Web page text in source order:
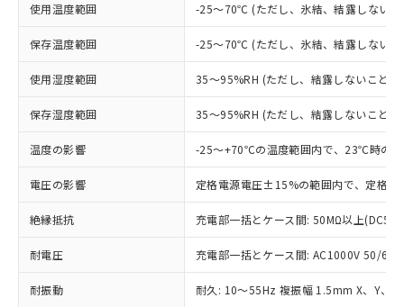
使用温度範囲 -25～70℃ (ただし、氷結、結露しないこ
保存温度範囲 -25～70℃ (ただし、氷結、結露しないこ
使用湿度範囲 35～95%RH (ただし、結露しないこと)
保存湿度範囲 35～95%RH (ただし、結露しないこと)
温度の影響 -25～+70℃の温度範囲内で、23℃時の
電圧の影響 定格電源電圧±15%の範囲内で、定格
絶縁抵抗 充電部一括とケース間: 50MΩ以上
耐電圧 充電部一括とケース間: AC1000V 50/
耐振動 耐久: 10～55Hz 複振幅 1.5mm X、Y、Z
ご利用条件
以下の条件をお読みいただき、同意のうえ
本サービスは、当社制御機器事業取扱
商品の当社在庫状況および標準価格
(税抜)を提供させていただくもので
当社制御機器事業取扱商品の中には、
本サービスの対象外となる商品もある
ことをご了承ください。
在庫状況および標準価格照会結果は、
記載している更新日時点での社内デー
対応予定：EU RoHS指令（10物質）の非含
商品です。
対応予定なし：EU RoHS指令（10物質）の
非含有に非対応の商品で、対応品を出す予
定はありません。
調査・確認中：EU RoHS指令（10物質）の
非含有の対応状況を調査中または確認中の
非該当品：ライセンス料など無形物で、有
害物質有無と関係のない商品です。
仕入先様の事情により、非含有部品として
いたものが、含有品と判明した場合などや
むを得ず変更することがあります。
*EU RoHS指令（10物質）：
※1 中国RoHS○×表
「○」：最大均質材料含有率が中国RoHSの
基準値以下であることを示します。
「×」：最大均質材料含有率が中国RoHSの
基準値を超えていることを示します。
「－」：未確認です。当社販売部門へお問
い合わせください。
当社は、これら貴社製品のうち、外国
為替および外国貿易法に定める商品
（以下｢規制貨物等」という）を輸出